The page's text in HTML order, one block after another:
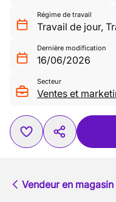
Régime de travail
Travail de jour,
Dernière modification
16/06/2026
Secteur
Ventes et
Vendeur en magasin